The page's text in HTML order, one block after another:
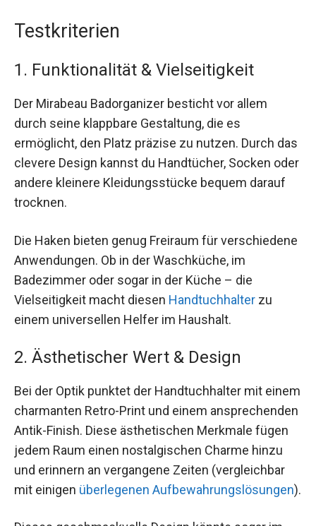
Testkriterien
1. Funktionalität & Vielseitigkeit
Der Mirabeau Badorganizer besticht vor allem
durch seine klappbare Gestaltung, die es
ermöglicht, den Platz präzise zu nutzen. Durch das
clevere Design kannst du Handtücher, Socken oder
andere kleinere Kleidungsstücke bequem darauf
trocknen.
Die Haken bieten genug Freiraum für verschiedene
Anwendungen. Ob in der Waschküche, im
Badezimmer oder sogar in der Küche – die
Vielseitigkeit macht diesen Handtuchhalter zu
einem universellen Helfer im Haushalt.
2. Ästhetischer Wert & Design
Bei der Optik punktet der Handtuchhalter mit einem
charmanten Retro-Print und einem ansprechenden
Antik-Finish. Diese ästhetischen Merkmale fügen
jedem Raum einen nostalgischen Charme hinzu
und erinnern an vergangene Zeiten (vergleichbar
mit einigen überlegenen Aufbewahrungslösungen).